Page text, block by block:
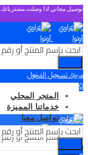
توصيل مجاني اذا وصلت مشترياتك 299 ريال
مرحبًا، تسجيل الدخول
0
ر.س
القائمة
مرحبًا، تسجيل الدخول
0
المتجر المحلي
خدماتنا المميزة
تواصل معنا
بحث
القائمة